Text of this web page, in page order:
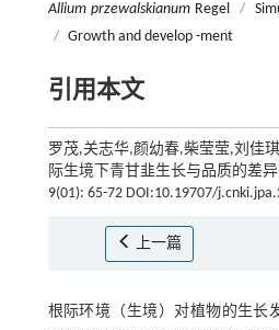
Allium przewalskianumRegel /
/ Growth and develop -ment
引用本文
罗茂,关志华,颜幼春,柴莹莹,刘佳
际生境下青甘韭生长与品质的差异
9(01): 65-72 DOI:10.19707/
上一篇
根际环境（生境）对植物的生长